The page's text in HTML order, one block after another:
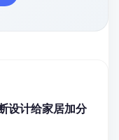
设计给家居加分